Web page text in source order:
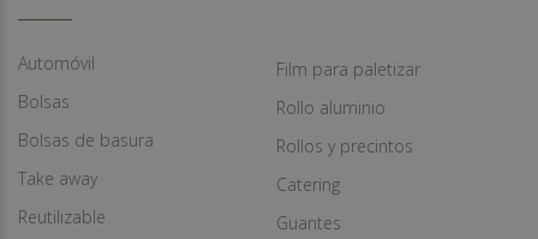
Automóvil
Bolsas
Bolsas de basura
Take away
Reutilizable
Film para paletizar
Rollo aluminio
Rollos y precintos
Catering
Guantes